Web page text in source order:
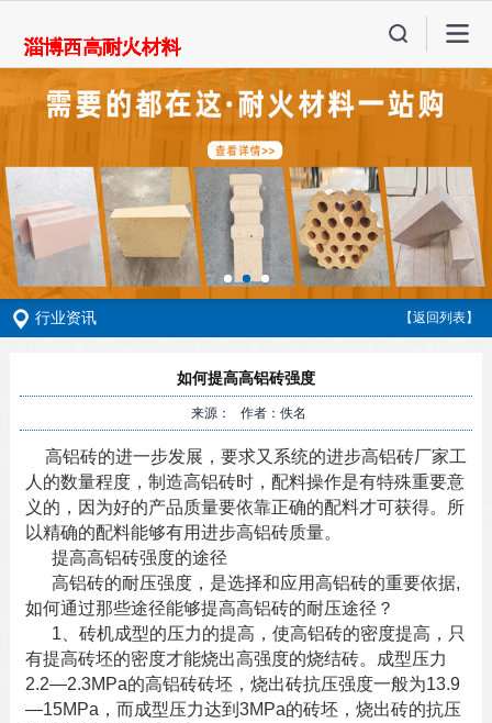
行业资讯 【返回列表】
如何提高高铝砖强度
来源： 作者：佚名
高铝砖的进一步发展，要求又系统的进步高铝砖厂家工
人的数量程度，制造高铝砖时，配料操作是有特殊重要意
义的，因为好的产品质量要依靠正确的配料才可获得。所
以精确的配料能够有用进步高铝砖质量。
提高高铝砖强度的途径
高铝砖的耐压强度，是选择和应用高铝砖的重要依据,
如何通过那些途径能够提高高铝砖的耐压途径？
1、砖机成型的压力的提高，使高铝砖的密度提高，只
有提高砖坯的密度才能烧出高强度的烧结砖。成型压力
2.2—2.3MPa的高铝砖砖坯，烧出砖抗压强度一般为13.9
—15MPa，而成型压力达到3MPa的砖坯，烧出砖的抗压